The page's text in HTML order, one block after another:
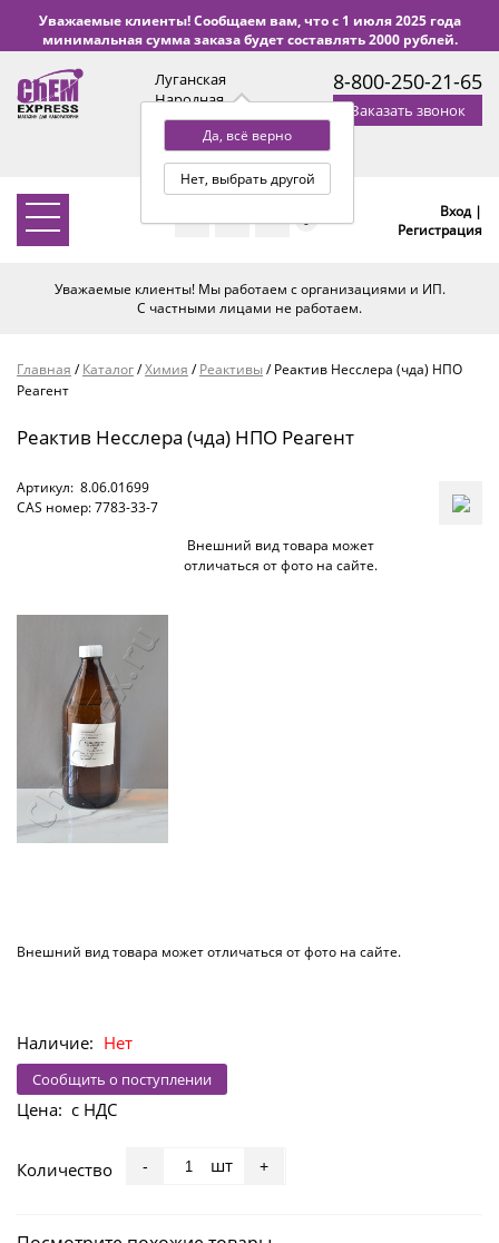
Уважаемые клиенты! Сообщаем вам, что с 1 июля 2025 года
минимальная сумма заказа будет составлять 2000 рублей.
Луганская
Народная
Республика
Да, всё верно
Нет, выбрать другой
с 9:00 до 18:00 по Уфе
(+2 МСК)
8-800-250-21-65
Заказать звонок
0
Вход |
Регистрация
Уважаемые клиенты! Мы работаем с организациями и ИП.
С частными лицами не работаем.
Главная /Каталог/Химия /Реактивы/Реактив Несслера (чда) НПО
Реагент
Реактив Несслера (чда) НПО Реагент
Артикул: 8.06.01699
CAS номер: 7783-33-7
Внешний вид товара может
отличаться от фото на сайте.
Внешний вид товара может отличаться от фото на сайте.
Наличие: Нет
Сообщить о поступлении
Цена: с НДС
Количество - шт +